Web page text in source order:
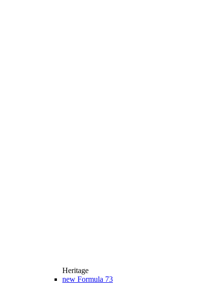
Heritage
new Formula 73